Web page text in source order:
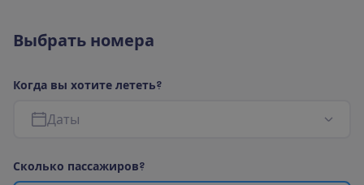
Выбрать номера
Когда вы хотите лететь?
Даты
Сколько пассажиров?